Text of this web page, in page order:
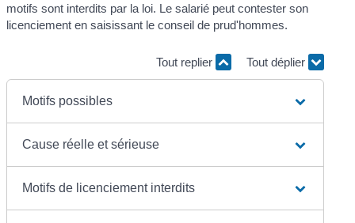
motifs sont interdits par la loi. Le salarié peut contester son
licenciement en saisissant le conseil de prud'hommes.
Tout replier Tout déplier
Motifs possibles
Cause réelle et sérieuse
Motifs de licenciement interdits